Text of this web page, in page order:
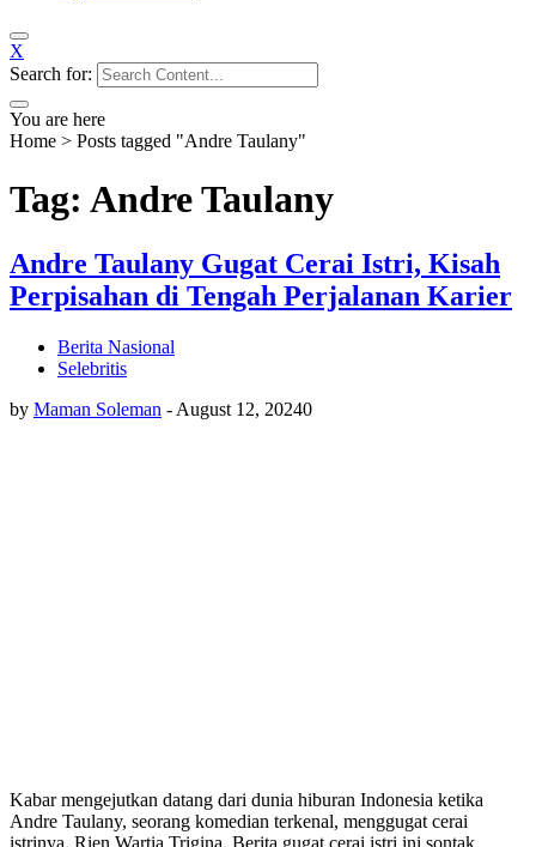
X
Search for:
You are here
Home > Posts tagged "Andre Taulany"
Tag: Andre Taulany
Andre Taulany Gugat Cerai Istri, Kisah
Perpisahan di Tengah Perjalanan Karier
Berita Nasional
Selebritis
by Maman Soleman - August 12, 20240
Kabar mengejutkan datang dari dunia hiburan Indonesia ketika
Andre Taulany, seorang komedian terkenal, menggugat cerai
istrinya, Rien Wartia Trigina. Berita gugat cerai istri ini sontak